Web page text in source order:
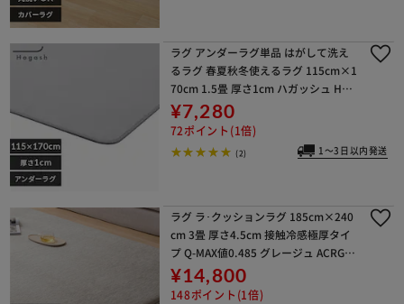
ラグ アンダーラグ単品 はがして洗え
るラグ 春夏秋冬使えるラグ 115cm×1
70cm 1.5畳 厚さ1cm ハガッシュ Hag
ash HAGU10-1318
¥7,280
72ポイント(1倍)
(2) 1～3日以内発送
ラグ ラ･クッションラグ 185cm×240
cm 3畳 厚さ4.5cm 接触冷感極厚タイ
プ Q-MAX値0.485 グレージュ ACRGR-
1824
¥14,800
148ポイント(1倍)